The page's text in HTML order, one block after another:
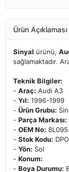
Ürün Açıklaması
Sinyal ürünü,
sağlamaktadır.
Teknik Bilgiler:
- Araç: Audi A3
- Yıl: 1996-1999
- Ürün Grubu:
- Parça Markası:
- OEM No:
- Stok Kodu:
- Yön: Sol
- Konum:
- Boya Durumu: